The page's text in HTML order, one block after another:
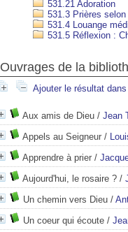
531.21 Adoration
531.3 Prières
531.4 Louange
531.5 Réflexion :
Ouvrages de la
Ajouter le résultat
Aux amis de Dieu / Jean
Appels au Seigneur /
Apprendre à prier /
Aujourd'hui, le rosaire ? /
Un chemin vers Dieu /
Un coeur qui écoute /